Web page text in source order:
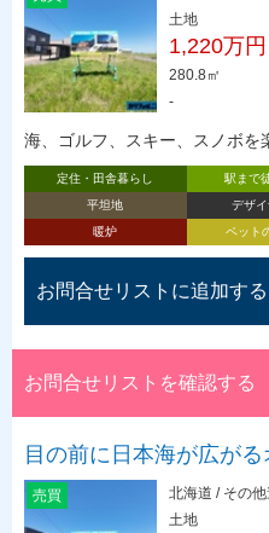
土地
1,220万円
280.8㎡
-
海、ゴルフ、スキー、スノボを
定住・田舎暮らし 駅まで
平坦地
デザ
暖炉
ペット
お問合せリストに追加する
お問合せリストを確認する
目の前に日本海が広が
売買
北海道 / その
土地